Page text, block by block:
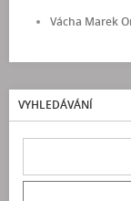
Vácha Marek
VYHLEDÁVÁNÍ